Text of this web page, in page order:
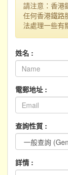
請注意：香港
任何香港鐵路
法處理一些有
姓名 :
電郵地址 :
查詢性質 :
詳情 :